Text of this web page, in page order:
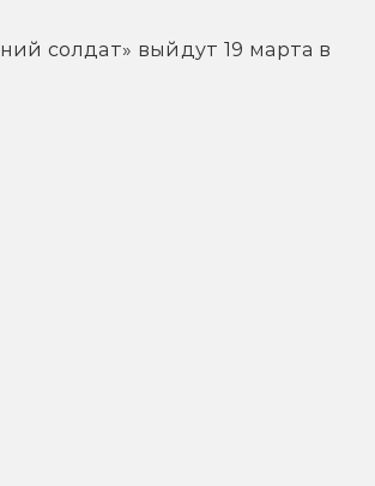
солдат» выйдут 19 марта в